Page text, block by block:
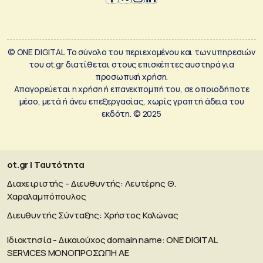
© ONE DIGITAL Το σύνολο του περιεχομένου και των υπηρεσιών
του ot.gr διατίθεται στους επισκέπτες αυστηρά για
προσωπική χρήση.
Απαγορεύεται η χρήση ή επανεκπομπή του, σε οποιοδήποτε
μέσο, μετά ή άνευ επεξεργασίας, χωρίς γραπτή άδεια του
εκδότη. © 2025
ot.gr | Ταυτότητα
Διαχειριστής - Διευθυντής: Λευτέρης Θ.
Χαραλαμπόπουλος
Διευθυντής Σύνταξης: Χρήστος Κολώνας
Ιδιοκτησία - Δικαιούχος domain name: ΟΝΕ DIGITAL
SERVICES MONOΠΡΟΣΩΠΗ ΑΕ